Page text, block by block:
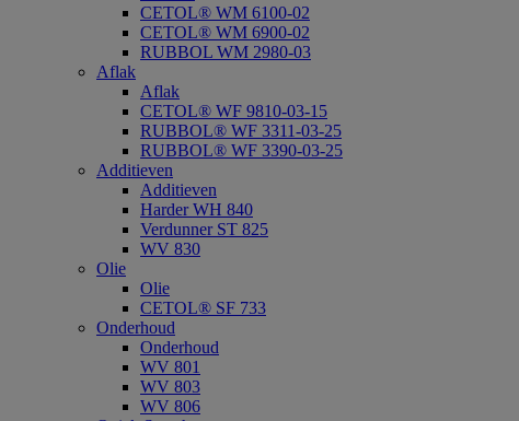
CETOL® WM 6100-02
CETOL® WM 6900-02
RUBBOL WM 2980-03
Aflak
Aflak
CETOL® WF 9810-03-15
RUBBOL® WF 3311-03-25
RUBBOL® WF 3390-03-25
Additieven
Additieven
Harder WH 840
Verdunner ST 825
WV 830
Olie
Olie
CETOL® SF 733
Onderhoud
Onderhoud
WV 801
WV 803
WV 806